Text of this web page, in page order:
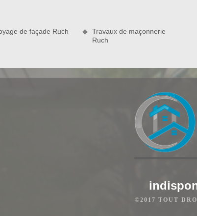
hydrofuge de votre façade à Ruch
Ruch maîtrise toutes les techniques de l’hydrofugation de
de façade Ruch
Travaux de maçonnerie
Ruch
©2017 TOUT